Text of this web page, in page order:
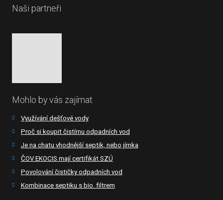
Naši partneři
Mohlo by vás zajímat
Využívání dešťové vody
Proč si koupit čistírnu odpadních vod
Je na chatu vhodnější septik, nebo jímka
ČOV EKOCIS mají certifikát SZÚ
Povolování čističky odpadních vod
Kombinace septiku s bio. filtrem